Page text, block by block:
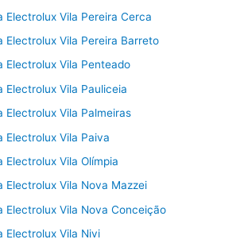
Electrolux Vila Pereira Cerca
Electrolux Vila Pereira Barreto
Electrolux Vila Penteado
Electrolux Vila Pauliceia
Electrolux Vila Palmeiras
Electrolux Vila Paiva
Electrolux Vila Olímpia
Electrolux Vila Nova Mazzei
Electrolux Vila Nova Conceição
Electrolux Vila Nivi